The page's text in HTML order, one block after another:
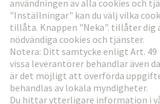
Social Media